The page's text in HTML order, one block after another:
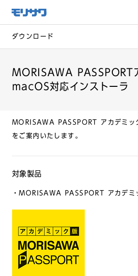
メ
ニュー
飛ばし
へ移動
ダウンロード
MORISAWA PASSPORT
macOS対応インストーラ
MORISAWA PASSPORT アカデミッ
をご案内いたします。
対象製品
・MORISAWA PASSPORT アカデミ